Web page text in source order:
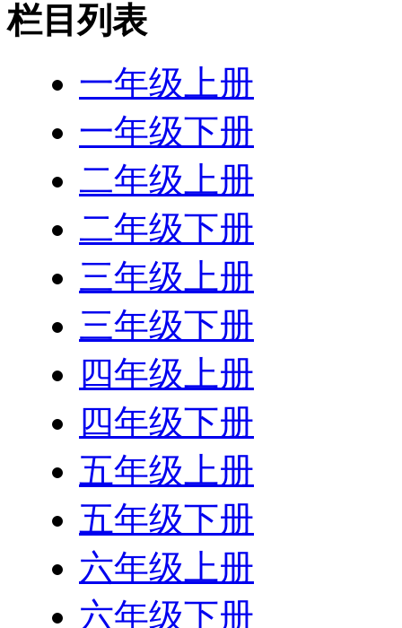
栏目列表
一年级上册
一年级下册
二年级上册
二年级下册
三年级上册
三年级下册
四年级上册
四年级下册
五年级上册
五年级下册
六年级上册
六年级下册